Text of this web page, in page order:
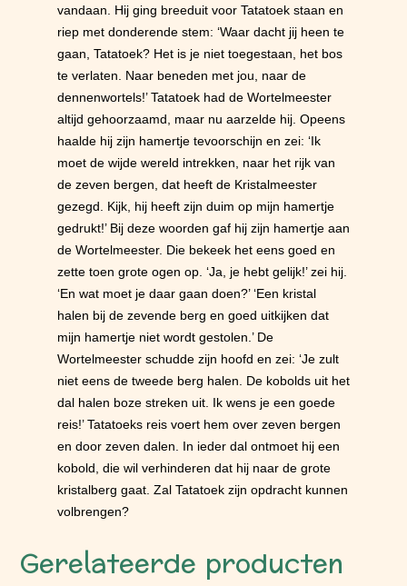
vandaan. Hij ging breeduit voor Tatatoek staan en
riep met donderende stem: ‘Waar dacht jij heen te
gaan, Tatatoek? Het is je niet toegestaan, het bos
te verlaten. Naar beneden met jou, naar de
dennenwortels!’ Tatatoek had de Wortelmeester
altijd gehoorzaamd, maar nu aarzelde hij. Opeens
haalde hij zijn hamertje tevoorschijn en zei: ‘Ik
moet de wijde wereld intrekken, naar het rijk van
de zeven bergen, dat heeft de Kristalmeester
gezegd. Kijk, hij heeft zijn duim op mijn hamertje
gedrukt!’ Bij deze woorden gaf hij zijn hamertje aan
de Wortelmeester. Die bekeek het eens goed en
zette toen grote ogen op. ‘Ja, je hebt gelijk!’ zei hij.
‘En wat moet je daar gaan doen?’ ‘Een kristal
halen bij de zevende berg en goed uitkijken dat
mijn hamertje niet wordt gestolen.’ De
Wortelmeester schudde zijn hoofd en zei: ‘Je zult
niet eens de tweede berg halen. De kobolds uit het
dal halen boze streken uit. Ik wens je een goede
reis!’ Tatatoeks reis voert hem over zeven bergen
en door zeven dalen. In ieder dal ontmoet hij een
kobold, die wil verhinderen dat hij naar de grote
kristalberg gaat. Zal Tatatoek zijn opdracht kunnen
volbrengen?
Gerelateerde producten